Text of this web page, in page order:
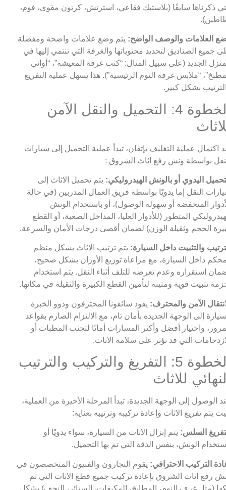
ذكرناها سابقًا (بلاستيك فقاعي، استرتش، كرتون مقوى، فوم،
العلامات والوصف الواضح: يتم وضع علامات واضحة ومفصلة
جميع الصناديق لتحديد محتوياتها والغرفة التي تنتمي إليها في
الجديد (على سبيل المثال: “كتب غرفة المعيشة”، “أواني
“ملابس غرفة النوم الرئيسية”). هذا يسهل عملية التفريغ
بشكل كبير.
الخطوة 4: التحميل والنقل الآمن
اكتمال عملية التغليف بإتقان، تبدأ عملية التحميل إلى سيارات
بواسطة ونش رفع اثاث الشروق :
اليدوي أو بالونش الهيدروليكي: يتم تحميل الاثاث إلى
النقل إما يدويًا بواسطة فريق العمال المدربين (في حالة
المنخفضة أو سهولة الوصول)، أو باستخدام الونش
المتطور (للأدوار العليا، المداخل الصعبة، أو القطع
الحجم وثقيلة الوزن) لضمان أقصى درجات الأمان والسرعة.
والتثبيت داخل السيارة: يتم ترتيب الاثاث بشكل منظم
داخل السيارة، مع مراعاة توزيع الأوزان بشكل صحيح،
استقراره وعدم تعرضه للتلف أثناء النقل. يتم استخدام
تثبيت قوية ومتينة لتأمين القطع الكبيرة والثقيلة في مكانها.
الآمن والمحترف: يقود سائقونا المحترفون وذوو الخبرة
إلى الوجهة الجديدة بأمان تام، مع الالتزام الصارم بقواعد
واختيار أفضل وأكثر المسارات أمانًا لتجنب المطبات أو
التي قد تؤثر على سلامة الاثاث.
الخطوة 5: التفريغ والتركيب والترتيب
للاثاث
الوصول إلى الوجهة الجديدة، تبدأ المرحلة الأخيرة من العملية،
يتم تفريغ الاثاث وإعادة تركيبه وترتيبه بعناية:
السلس: يتم إنزال الاثاث من السيارة، سواء يدويًا أو
الونش، بنفس الدقة التي تم بها التحميل.
التركيب الاحترافي: يقوم النجارون والفنيون المتخصصون في
رفع اثاث الشروق بإعادة تركيب جميع قطع الاثاث التي تم
(مثل غرف النوم، المطابخ، المكيفات، الستائر، النجف) بشكل